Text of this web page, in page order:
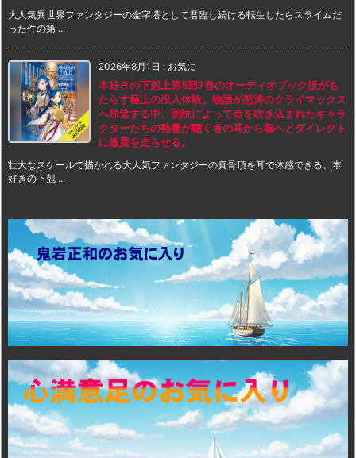
大人気異世界ファンタジーの金字塔として君臨し続ける転生したらスライムだ
った件の第 ...
2026年8月1日 : お気に
本好きの下剋上第5部7巻のオーディオブック版がも
たらす極上の没入体験。物語が怒涛のクライマックス
へ加速する中、朗読によって命を吹き込まれたキャラ
クターたちの熱量が聴く者の耳から脳へとダイレクト
に激震を走らせる。
壮大なスケールで描かれる大人気ファンタジーの真骨頂を耳で体感できる、本
好きの下剋 ...